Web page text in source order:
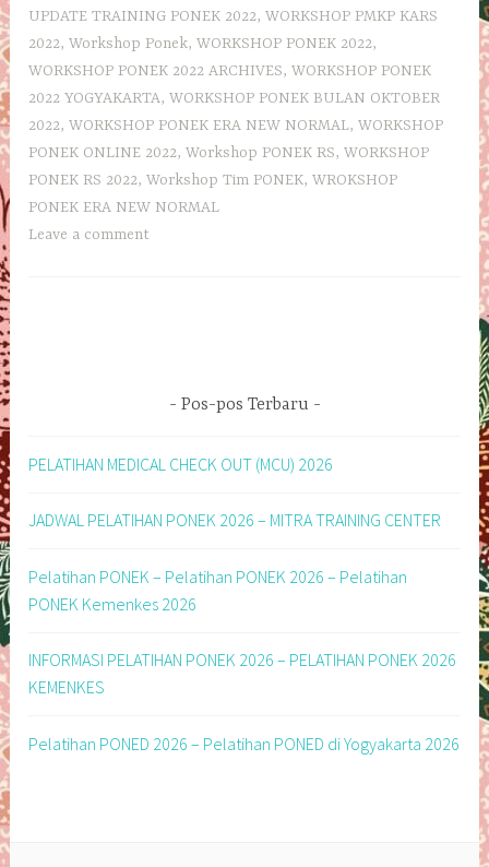
UPDATE TRAINING PONEK 2022,WORKSHOP PMKP KARS
2022,Workshop Ponek,WORKSHOP PONEK 2022,
WORKSHOP PONEK 2022 ARCHIVES,WORKSHOP PONEK
2022 YOGYAKARTA,WORKSHOP PONEK BULAN OKTOBER
2022,WORKSHOP PONEK ERA NEW NORMAL,WORKSHOP
PONEK ONLINE 2022,Workshop PONEK RS,WORKSHOP
PONEK RS 2022,Workshop Tim PONEK,WROKSHOP
PONEK ERA NEW NORMAL
Leave a comment
Pos-pos Terbaru
PELATIHAN MEDICAL CHECK OUT (MCU) 2026
JADWAL PELATIHAN PONEK 2026 – MITRA TRAINING CENTER
Pelatihan PONEK – Pelatihan PONEK 2026 – Pelatihan
PONEK Kemenkes 2026
INFORMASI PELATIHAN PONEK 2026 – PELATIHAN PONEK 2026
KEMENKES
Pelatihan PONED 2026 – Pelatihan PONED di Yogyakarta 2026